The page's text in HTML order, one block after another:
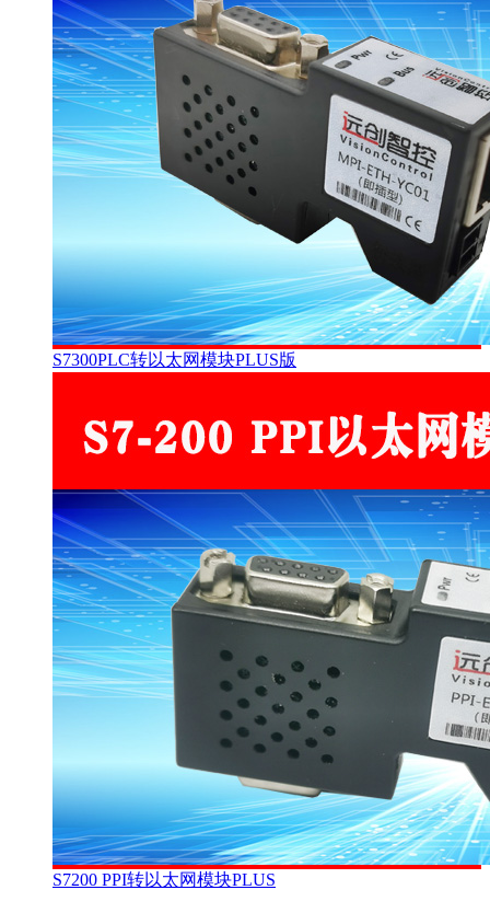
S7300PLC转以太网模块PLUS版
S7200 PPI转以太网模块PLUS